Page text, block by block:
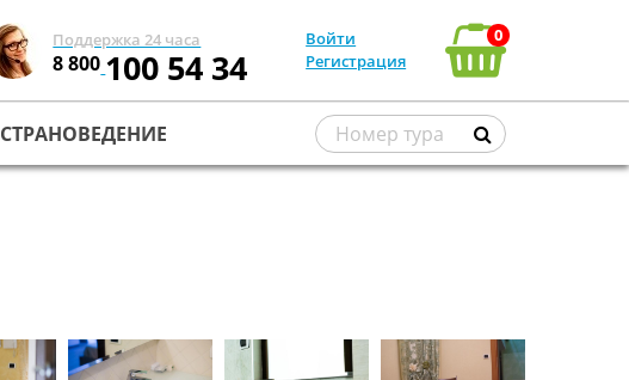
Поддержка 24 часа
8 800100 54 34
Войти
Регистрация
0
СТРАНОВЕДЕНИЕ